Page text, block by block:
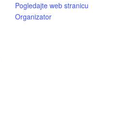
Pogledajte web stranicu
Organizator